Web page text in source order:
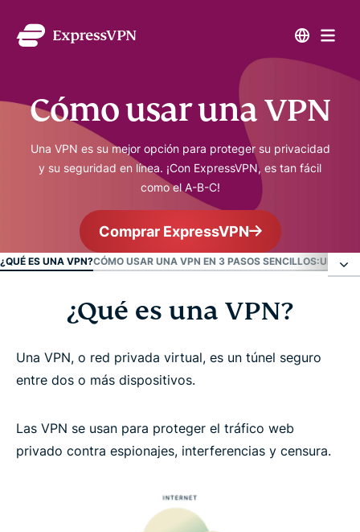
Cómo usar una VPN
Una VPN es su mejor opción para proteger su privacidad
y su seguridad en línea. ¡Con ExpressVPN, es tan fácil
como el A-B-C!
Comprar ExpressVPN
¿QUÉ ES UNA VPN?CÓMO USAR UNA VPN EN 3 PASOS SENCILLOS:UNA
¿Qué es una VPN?
Cómo usar una VPN en 3 pasos sencillos:
Cómo configurar una conexión VPN
¿Por qué usar una VPN?
¿Qué es una VPN?
Una VPN, o red privada virtual, es un túnel seguro
entre dos o más dispositivos.
Las VPN se usan para proteger el tráfico web
privado contra espionajes, interferencias y censura.